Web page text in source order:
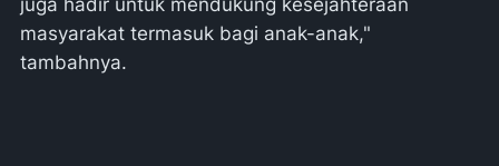
juga hadir untuk mendukung kesejahteraan
masyarakat termasuk bagi anak-anak,"
tambahnya.